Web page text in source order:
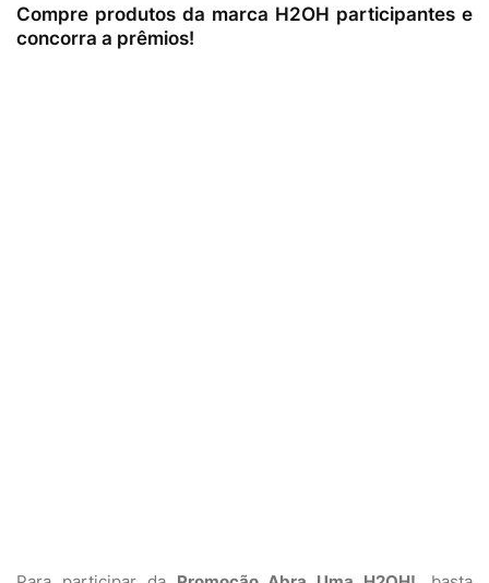
Compre produtos da marca H2OH participantes e
concorra a prêmios!